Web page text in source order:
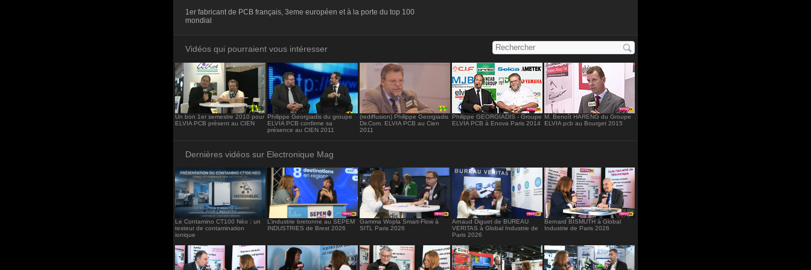
frameborder="0"></iframe>
1er fabricant de PCB français, 3eme européen et à la porte du top 100
mondial
Vidéos qui pourraient vous intéresser
Un bon 1er semestre 2010 pour
ELVIA PCB présent au CIEN
Philippe Georgiadis du groupe
ELVIA PCB confirme sa
présence au CIEN 2011
(rediffusion) Philippe Georgiadis
Dir.Com. ELVIA PCB au Cien
2011
Philippe GEORGIADIS - Groupe
ELVIA PCB à Enova Paris 2014
M. Benoît HARENG du Groupe
ELVIA pcb au Bourget 2015
Dernières vidéos sur Electronique Mag
Le Contamino CT100 Néo : un
testeur de contamination
ionique
L’industrie bretonne au SEPEM
INDUSTRIES de Brest 2026
Gamma Wopla Smart-Flow à
SITL Paris 2026
Arnaud Diguet de BUREAU
VERITAS à Global Industrie de
Paris 2026
Bernard BISMUTH à Global
Industrie de Paris 2026